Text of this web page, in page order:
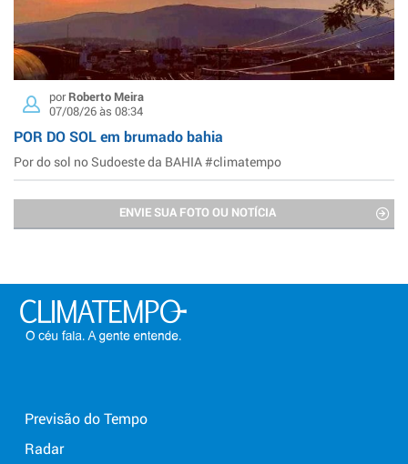
porRoberto Meira
07/08/26 às 08:34
POR DO SOL em brumado bahia
Por do sol no Sudoeste da BAHIA #climatempo
ENVIE SUA FOTO OU NOTÍCIA
Previsão do Tempo
Radar